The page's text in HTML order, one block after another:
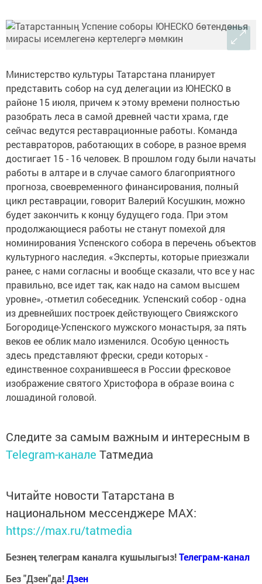
Министерство культуры Татарстана планирует
представить собор на суд делегации из ЮНЕСКО в
районе 15 июля, причем к этому времени полностью
разобрать леса в самой древней части храма, где
сейчас ведутся реставрационные работы. Команда
реставраторов, работающих в соборе, в разное время
достигает 15 - 16 человек. В прошлом году были начаты
работы в алтаре и в случае самого благоприятного
прогноза, своевременного финансирования, полный
цикл реставрации, говорит Валерий Косушкин, можно
будет закончить к концу будущего года. При этом
продолжающиеся работы не станут помехой для
номинирования Успенского собора в перечень объектов
культурного наследия. «Эксперты, которые приезжали
ранее, с нами согласны и вообще сказали, что все у нас
правильно, все идет так, как надо на самом высшем
уровне», -отметил собеседник. Успенский собор - одна
из древнейших построек действующего Свияжского
Богородице-Успенского мужского монастыря, за пять
веков ее облик мало изменился. Особую ценность
здесь представляют фрески, среди которых -
единственное сохранившееся в России фресковое
изображение святого Христофора в образе воина с
лошадиной головой.
Следите за самым важным и интересным в
Telegram-канале Татмедиа
Читайте новости Татарстана в
национальном мессенджере MАХ:
https://max.ru/tatmedia
Безнең телеграм каналга кушылыгыз!Телеграм-канал
Без "Дзен"да!Дзен